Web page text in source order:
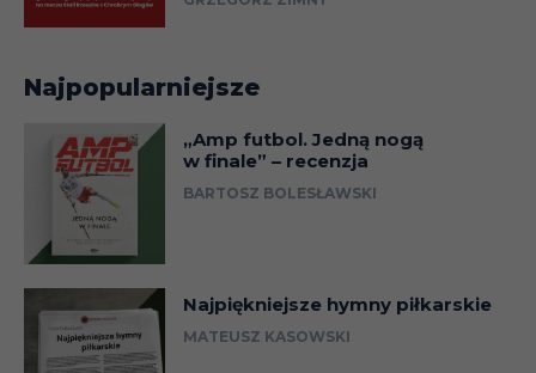
Najpopularniejsze
„Amp futbol. Jedną nogą
w finale” – recenzja
BARTOSZ BOLESŁAWSKI
Najpiękniejsze hymny piłkarskie
MATEUSZ KASOWSKI